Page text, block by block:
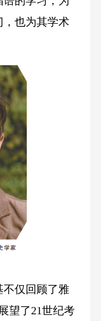
，也为其学术
仅回顾了雅
望了21世纪考